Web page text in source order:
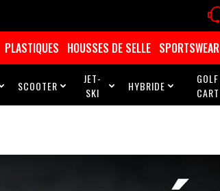
PLASTIQUES HOUSSES DE SELLE SPORTSWEAR
SCOOTER 
JET-
SKI
 HYBRIDE 
GOLF
CART